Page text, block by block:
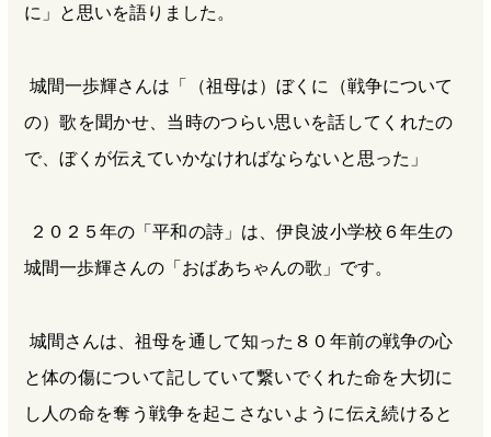
に」と思いを語りました。
城間一歩輝さんは「（祖母は）ぼくに（戦争について
の）歌を聞かせ、当時のつらい思いを話してくれたの
で、ぼくが伝えていかなければならないと思った」
２０２５年の「平和の詩」は、伊良波小学校６年生の
城間一歩輝さんの「おばあちゃんの歌」です。
城間さんは、祖母を通して知った８０年前の戦争の心
と体の傷について記していて繋いでくれた命を大切に
し人の命を奪う戦争を起こさないように伝え続けると